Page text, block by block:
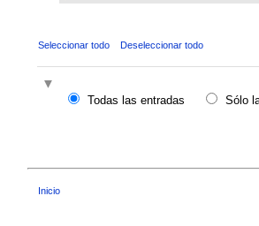
Seleccionar todo Deseleccionar todo
Todas las entradas
Sólo
Inicio